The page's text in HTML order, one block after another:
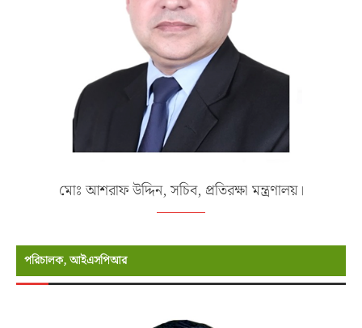
মোঃ আশরাফ উদ্দিন, সচিব, প্রতিরক্ষা মন্ত্রণালয়।
পরিচালক, আইএসপিআর